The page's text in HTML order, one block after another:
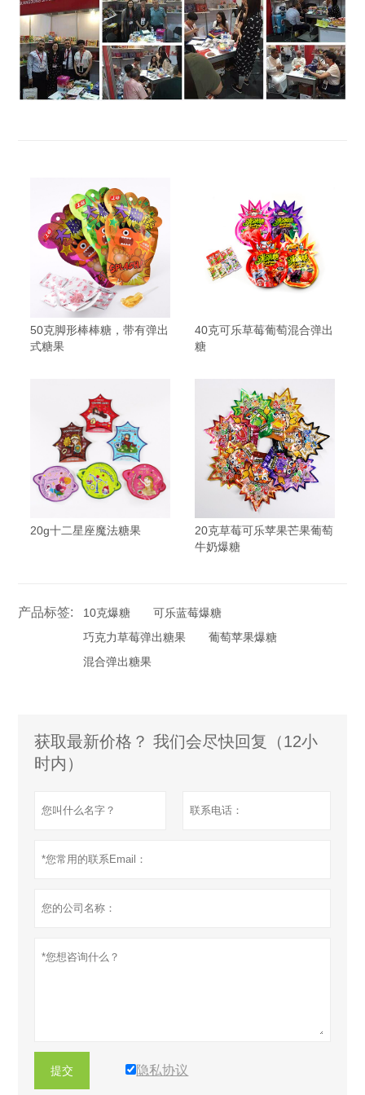
50克脚形棒棒糖，带有弹出
式糖果
40克可乐草莓葡萄混合弹出
糖
20g十二星座魔法糖果
20克草莓可乐苹果芒果葡萄
牛奶爆糖
产品标签: 10克爆糖
可乐蓝莓爆糖
巧克力草莓弹出糖果
葡萄苹果爆糖
混合弹出糖果
获取最新价格？ 我们会尽快回复（12小
时内）
提交 隐私协议